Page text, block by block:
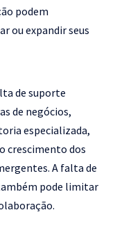
podem
ou expandir seus
de suporte
de negócios,
especializada,
crescimento dos
A falta de
pode limitar